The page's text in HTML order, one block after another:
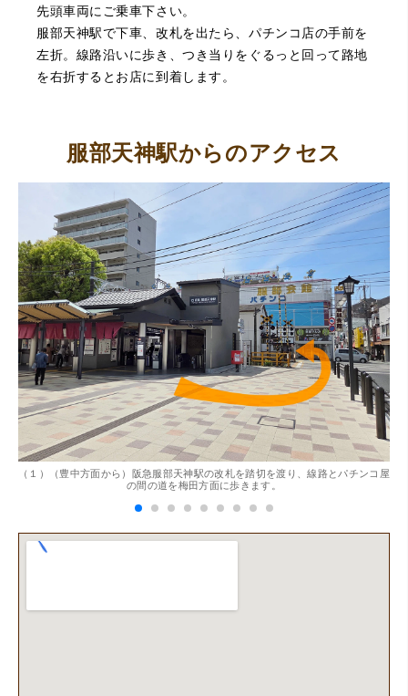
先頭車両にご乗車下さい。
服部天神駅で下車、改札を出たら、パチンコ店の手前を
左折。線路沿いに歩き、つき当りをぐるっと回って路地
を右折するとお店に到着します。
服部天神駅からのアクセス
（１）（豊中方面から）阪急服部天神駅の改札を踏切を渡り、線路とパチンコ屋
の間の道を梅田方面に歩きます。